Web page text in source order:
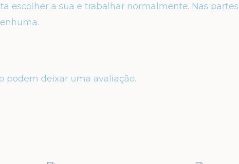
escolher a sua e trabalhar normalmente. Nas
podem deixar uma avaliação.